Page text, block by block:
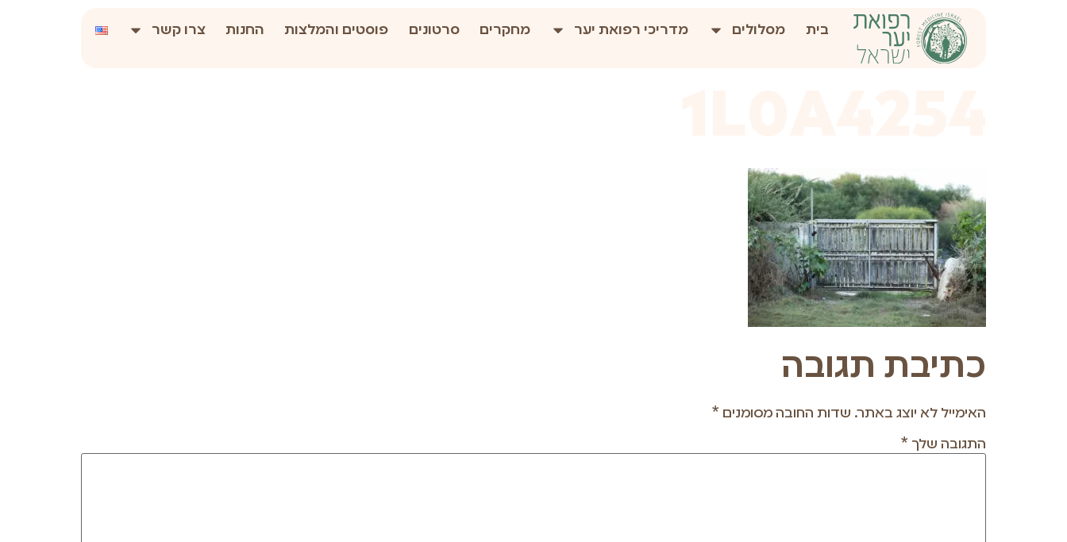
בית
מסלולים מדריכי רפואת יער מחקרים סרטונים פוסטים והמלצות החנות צרו קשר
כתיבת תגובה
האימייל לא יוצג באתר. שדות החובה מסומנים *
התגובה שלך *